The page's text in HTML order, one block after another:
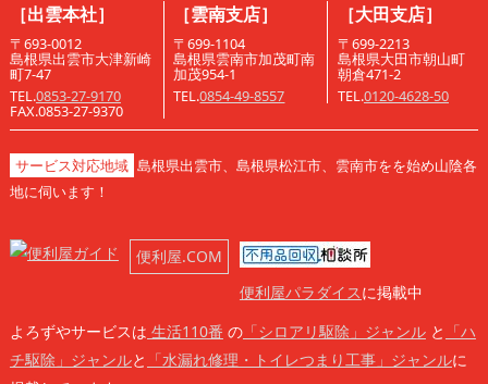
［出雲本社］
〒693-0012
島根県出雲市大津新崎
町7-47
TEL.0853-27-9170
FAX.0853-27-9370
［雲南支店］
〒699-1104
島根県雲南市加茂町南
加茂954-1
TEL.0854-49-8557
［大田支店］
〒699-2213
島根県大田市朝山町
朝倉471-2
TEL.0120-4628-50
サービス対応地域 島根県出雲市、島根県松江市、雲南市をを始め山陰各
地に伺います！
便利屋.COM
便利屋パラダイスに掲載中
よろずやサービスは 生活110番 の「シロアリ駆除」ジャンルと 「ハ
チ駆除」ジャンルと 「水漏れ修理・トイレつまり工事」ジャンルに